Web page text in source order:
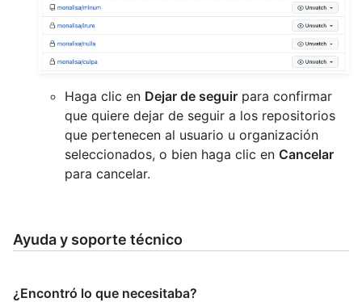
Haga clic en Dejar de seguir para confirmar
que quiere dejar de seguir a los repositorios
que pertenecen al usuario u organización
seleccionados, o bien haga clic en Cancelar
para cancelar.
Ayuda y soporte técnico
¿Encontró lo que necesitaba?